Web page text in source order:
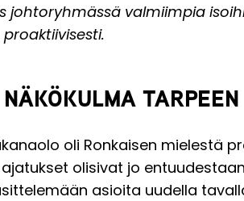
johtoryhmässä valmiimpia
TARPEEN
oli Ronkaisen mielestä
olisivat jo
asioita uudella